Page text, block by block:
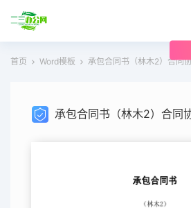
首页 Word模板 承包合同书（林木2）合同